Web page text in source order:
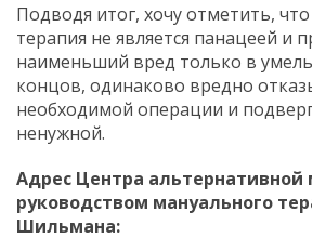
Подводя итог, хочу отметить,
терапия не является панацеей и
наименьший вред только в
концов, одинаково вредно
необходимой операции и
ненужной.
Адрес Центра
руководством мануального
Шильмана: